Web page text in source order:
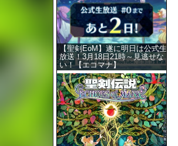
【聖剣EoM】遂に明日は公式生
放送！3月18日21時～見逃せな
い！【エコマナ】